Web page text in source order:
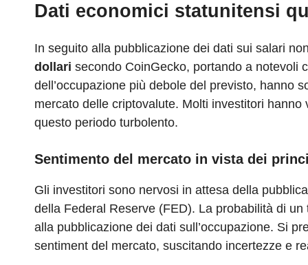
Dati economici statunitensi
In seguito alla pubblicazione dei dati sui salari
dollari secondo CoinGecko, portando a notevoli
dell’occupazione più debole del previsto, hanno
mercato delle criptovalute. Molti investitori
questo periodo turbolento.
Sentimento del mercato in vista dei
Gli investitori sono nervosi in attesa della
della Federal Reserve (FED). La probabilità di
alla pubblicazione dei dati sull’occupazione. Si
sentiment del mercato, suscitando incertezze e